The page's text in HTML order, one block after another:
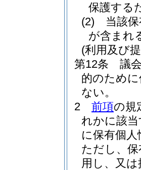
保護する
(2)
当該
が含まれ
(利用及び
第12条
議
的のため
ない。
2
前項の規
れかに該
に保有個
ただし、
用し、又